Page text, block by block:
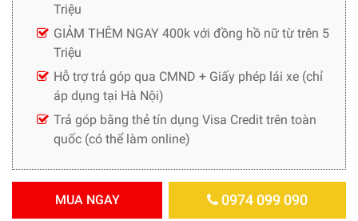
Triệu
GIẢM THÊM NGAY 400k với đồng hồ nữ từ trên 5
Triệu
Hỗ trợ trả góp qua CMND + Giấy phép lái xe (chỉ
áp dụng tại Hà Nội)
Trả góp bằng thẻ tín dụng Visa Credit trên toàn
quốc (có thể làm online)
MUA NGAY 0974 099 090